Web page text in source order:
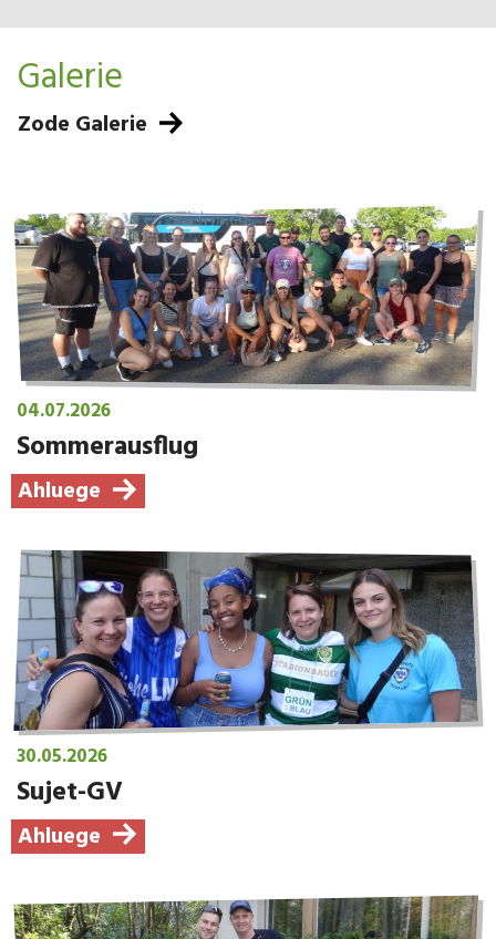
Galerie
Zode Galerie
04.07.2026
Sommerausflug
Ahluege
30.05.2026
Sujet-GV
Ahluege